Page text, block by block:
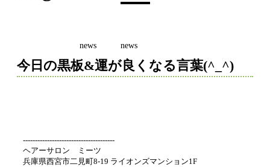
news news
今日の黒板&運が良くなる言葉(^_^)
--------------------------------------
ヘアーサロン ミーツ
兵庫県西宮市二見町8-19 ライオンズマンション1F